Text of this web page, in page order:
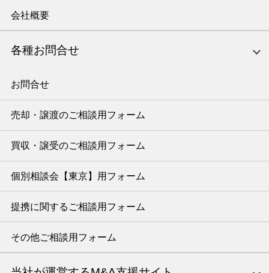
会社概要
各種お問合せ
お問合せ
売却・譲渡のご相談用フォーム
買収・譲受のご相談用フォーム
個別相談会【東京】用フォーム
提携に関するご相談用フォーム
その他ご相談用フォーム